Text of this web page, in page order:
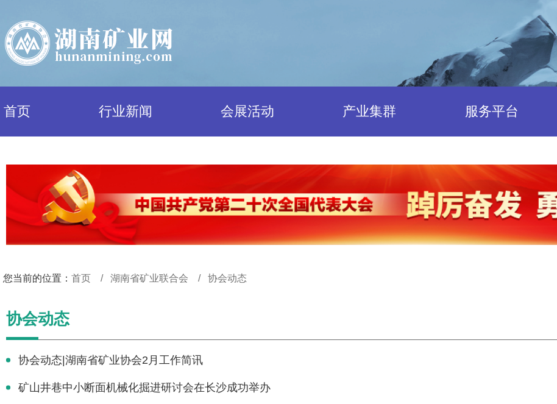
首页 行业新闻
综合新闻
政策法规
会展活动 产业集群
科技创新
产业孵化
标准化
服务平台
咨询服务中心
系统解决方案中心
国际交流合作中心
您当前的位置： 首页 湖南省矿业联合会 协会动态
协会动态
协会动态|湖南省矿业协会2月工作简讯
矿山井巷中小断面机械化掘进研讨会在长沙成功举办